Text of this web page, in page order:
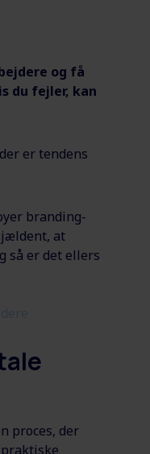
og få
du fejler, kan
er tendens
branding-
at
så er det ellers
proces, der